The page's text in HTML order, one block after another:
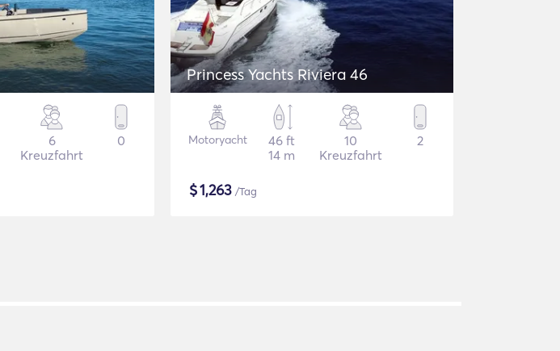
6
Kreuzfahrt
0
Princess Yachts Riviera 46
Motoryacht
46 ft
14 m
10
Kreuzfahrt
2
$1,263 /Tag